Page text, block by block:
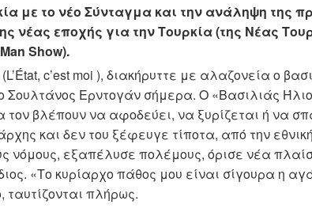
με το νέο Σύνταγμα και την ανάληψη της
νέας εποχής για την Τουρκία (της Νέας
Show).
c’est moi ), διακήρυττε με αλαζονεία ο
Σουλτάνος Ερντογάν σήμερα. Ο «Βασιλιάς
βλέπουν να αφοδεύει, να ξυρίζεται ή να
και δεν του ξέφευγε τίποτα, από την
νόμους, εξαπέλυσε πολέμους, όρισε νέα
«Το κυρίαρχο πάθος μου είναι σίγουρα η
ταυτίζονται πλήρως.